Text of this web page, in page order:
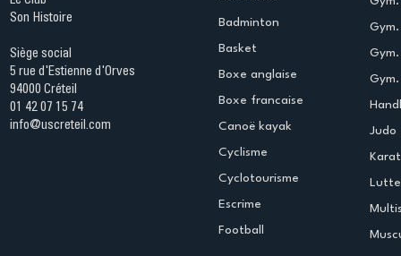
Son Histoire
Siège social
5 rue d'Estienne d'Orves
94000 Créteil
01 42 07 15 74
info@uscreteil.com
Badminton
Basket
Boxe anglaise
Boxe francaise
Canoë kayak
Cyclisme
Cyclotourisme
Escrime
Football
Judo
Lutte